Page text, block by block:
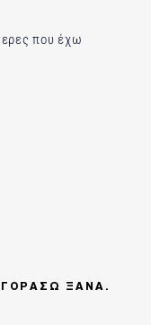
που έχω
ΞΑΝΆ.